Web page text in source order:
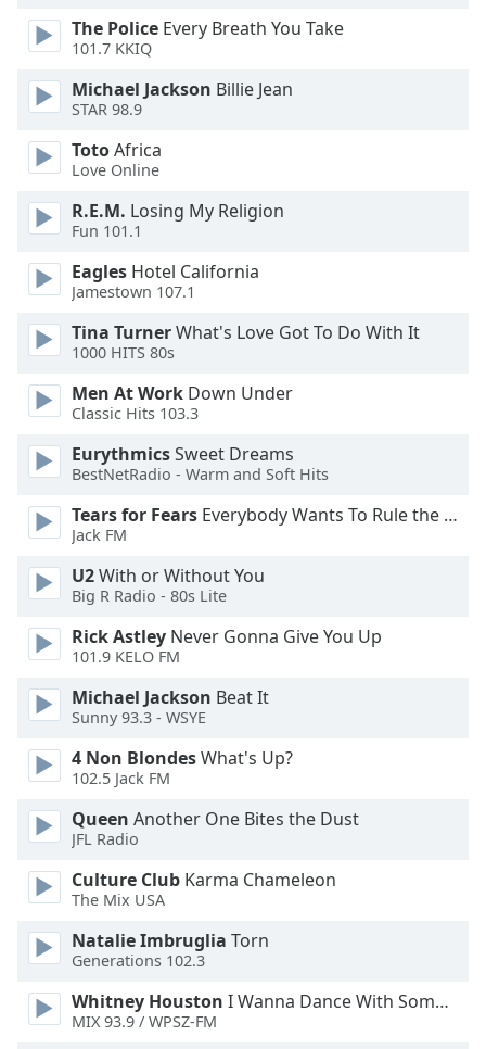
Picture-
in-
Fullscreen
This
window.
Beginning
window.
Escape
cancel
and
close
Text
Color
Opacity
Text
Background
Color
Opacity
Caption
Area
Color
Opacity
The Police Every Breath You Take
101.7 KKIQ
Michael Jackson Billie Jean
STAR 98.9
TotoAfrica
Love Online
R.E.M. Losing My Religion
Fun 101.1
Eagles Hotel California
Jamestown 107.1
Tina TurnerWhat's Love Got To Do With It
1000 HITS 80s
Men At Work Down Under
Classic Hits 103.3
EurythmicsSweet Dreams
BestNetRadio - Warm and Soft Hits
Tears for Fears Everybody Wants To Rule the World
Jack FM
U2With or Without You
Big R Radio - 80s Lite
Rick Astley Never Gonna Give You Up
101.9 KELO FM
Michael Jackson Beat It
Sunny 93.3 - WSYE
4 Non BlondesWhat's Up?
102.5 Jack FM
Queen Another One Bites the Dust
JFL Radio
Culture Club Karma Chameleon
The Mix USA
Natalie Imbruglia Torn
Generations 102.3
Whitney Houston I Wanna Dance With Somebody
MIX 93.9 / WPSZ-FM